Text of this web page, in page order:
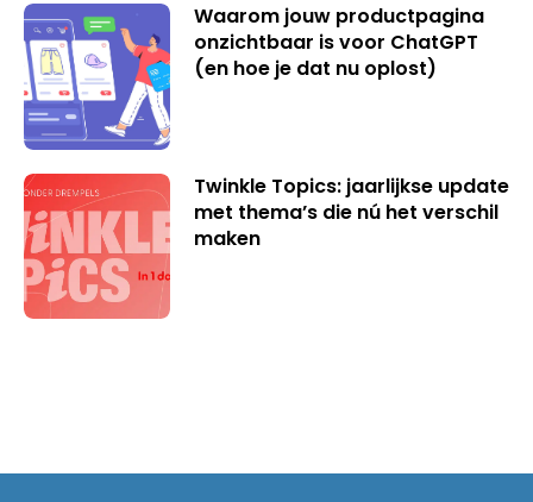
Waarom jouw productpagina
onzichtbaar is voor ChatGPT
(en hoe je dat nu oplost)
Twinkle Topics: jaarlijkse update
met thema’s die nú het verschil
maken